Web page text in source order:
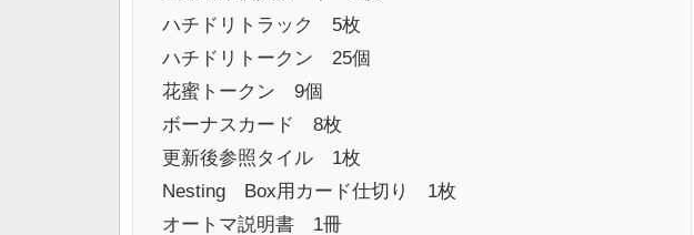
ハチドリトラック 5枚
ハチドリトークン 25個
花蜜トークン 9個
ボーナスカード 8枚
更新後参照タイル 1枚
Nesting Box用カード仕切り 1枚
オートマ説明書 1冊